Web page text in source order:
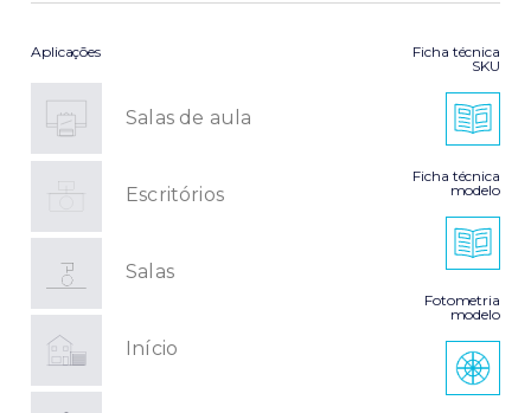
Aplicações
Salas de aula
Escritórios
Salas
Início
Ficha técnica
SKU
Ficha técnica
modelo
Fotometria
modelo